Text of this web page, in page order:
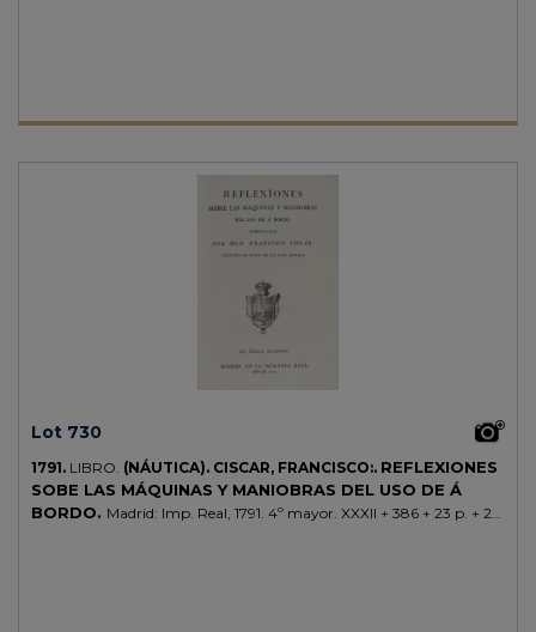
Lot 730
1791. LIBRO. (NÁUTICA). CISCAR, FRANCISCO:. REFLEXIONES
SOBE LAS MÁQUINAS Y MANIOBRAS DEL USO DE Á
BORDO. Madrid: Imp. Real, 1791. 4º mayor. XXXII + 386 + 23 p. + 23